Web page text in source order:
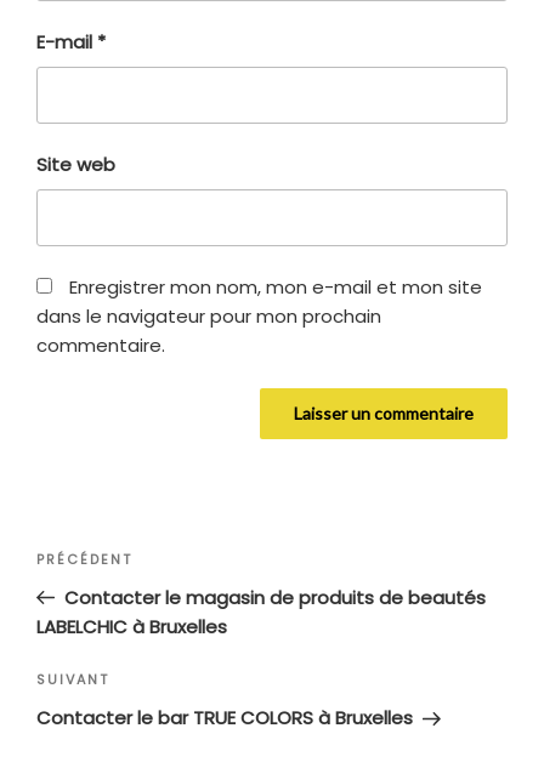
E-mail *
Site web
Enregistrer mon nom, mon e-mail et mon site
dans le navigateur pour mon prochain
commentaire.
Navigation
l’article
Article
précédent
PRÉCÉDENT
Contacter le magasin de produits de beautés
LABELCHIC à Bruxelles
Article
suivant
SUIVANT
Contacter le bar TRUE COLORS à Bruxelles